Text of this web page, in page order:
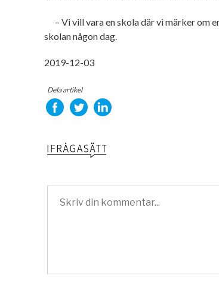
– Vi vill vara en skola där vi märker om
skolan någon dag.
2019-12-03
Dela artikel